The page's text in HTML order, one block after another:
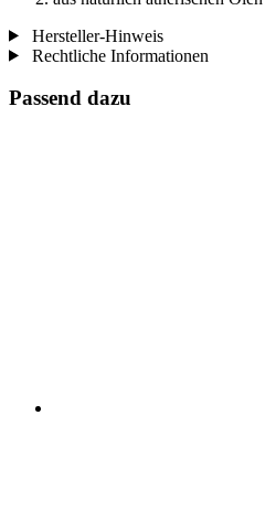
Hersteller-Hinweis
Rechtliche Informationen
Passend dazu